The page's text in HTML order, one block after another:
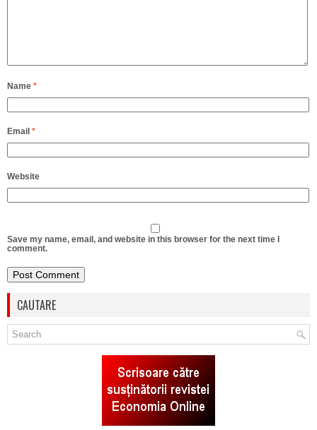
Name *
Email *
Website
Save my name, email, and website in this browser for the next time I
comment.
CAUTARE